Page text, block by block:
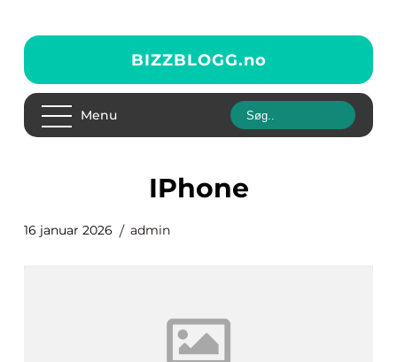
BIZZBLOGG.no
Menu
iPhone
16 januar 2026 admin